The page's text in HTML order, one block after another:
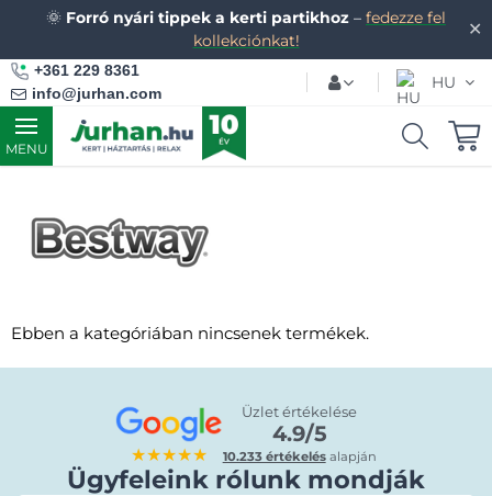
✕
🌞 Forró nyári tippek a kerti partikhoz – fedezze fel
kollekciónkat!
+361 229 8361
info@jurhan.com
HU
MENU
Ebben a kategóriában nincsenek termékek.
★★★★★
Üzlet értékelése
4.9/5
10.233 értékelésalapján
Ügyfeleink rólunk mondják